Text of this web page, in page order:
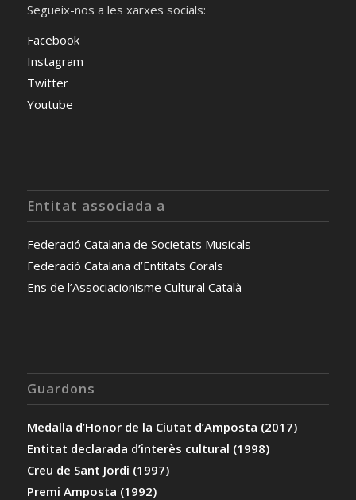
Segueix-nos a les xarxes socials:
Facebook
Instagram
Twitter
Youtube
Entitat associada a
Federació Catalana de Societats Musicals
Federació Catalana d’Entitats Corals
Ens de l’Associacionisme Cultural Català
Guardons
Medalla d’Honor de la Ciutat d’Amposta (2017)
Entitat declarada d’interès cultural (1998)
Creu de Sant Jordi (1997)
Premi Amposta (1992)